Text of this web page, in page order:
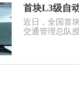
首块L3级自
近日，全国首
交通管理总队